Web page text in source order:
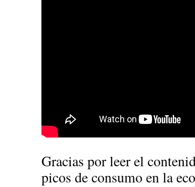
Gracias por leer el
picos de consumo en la